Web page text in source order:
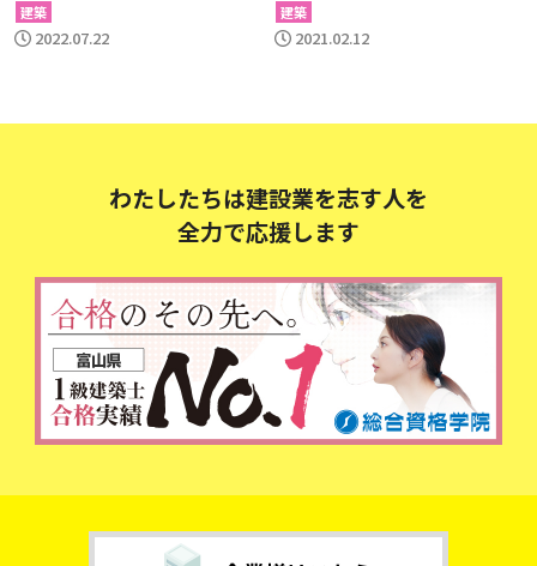
建築
2022.07.22
建築
2021.02.12
わたしたちは建設業を志す人を
全力で応援します